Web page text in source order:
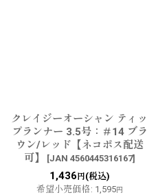
クレイジーオーシャン ティッ
プランナー 3.5号：＃14 ブラ
ウン/レッド【ネコポス配送
可】
[JAN 4560445316167]
1,436 円(税込)
希望小売価格: 1,595円